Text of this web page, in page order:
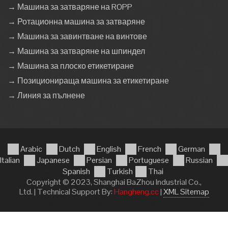
→ Машина за затваряне на ROPP
→ Ротационна машина за затваряне
→ Машина за завинтване на винтове
→ Машина за затваряне на шпиндел
→ Машина за плоско етикетиране
→ Позиционираща машина за етикетиране
→ Линия за пълнене
Arabic Dutch English French
German
Italian
Japanese Persian Portuguese
Russian
Spanish
Turkish
Thai
Copyright © 2023, Shanghai BaZhou Industrial Co.,
Ltd. | Technical Support By:Hangheng.cc|XML Sitemap